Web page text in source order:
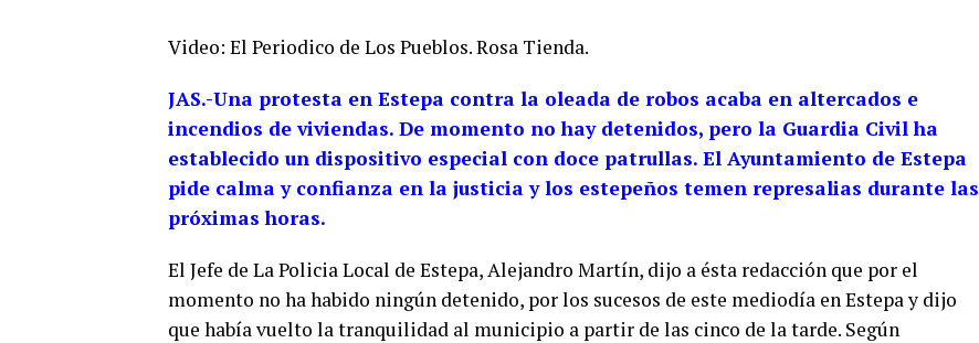
Video: El Periodico de Los Pueblos. Rosa Tienda.
JAS.-Una protesta en Estepa contra la oleada de robos acaba en altercados e
incendios de viviendas. De momento no hay detenidos, pero la Guardia Civil ha
establecido un dispositivo especial con doce patrullas. El Ayuntamiento de Estepa
pide calma y confianza en la justicia y los estepeños temen represalias durante las
próximas horas.
El Jefe de La Policia Local de Estepa, Alejandro Martín, dijo a ésta redacción que por el
momento no ha habido ningún detenido, por los sucesos de este mediodía en Estepa y dijo
que había vuelto la tranquilidad al municipio a partir de las cinco de la tarde. Según